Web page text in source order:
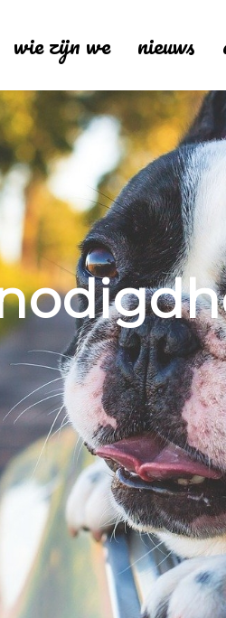
wie zijn we nieuws